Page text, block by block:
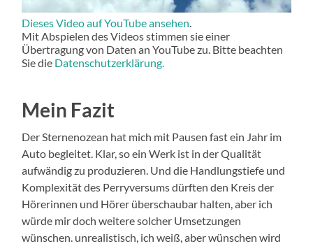
Dieses Video auf YouTube ansehen.
Mit Abspielen des Videos stimmen sie einer
Übertragung von Daten an YouTube zu. Bitte beachten
Sie die Datenschutzerklärung.
Mein Fazit
Der Sternenozean hat mich mit Pausen fast ein Jahr im
Auto begleitet. Klar, so ein Werk ist in der Qualität
aufwändig zu produzieren. Und die Handlungstiefe und
Komplexität des Perryversums dürften den Kreis der
Hörerinnen und Hörer überschaubar halten, aber ich
würde mir doch weitere solcher Umsetzungen
wünschen. unrealistisch, ich weiß, aber wünschen wird